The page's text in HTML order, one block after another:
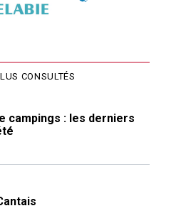
CONSULTÉS
campings : les derniers